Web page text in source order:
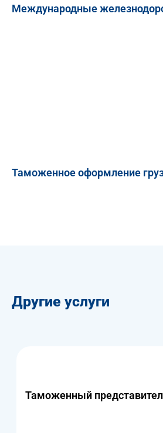
Международные
Таможенное оформление
Другие услуги
Таможенный